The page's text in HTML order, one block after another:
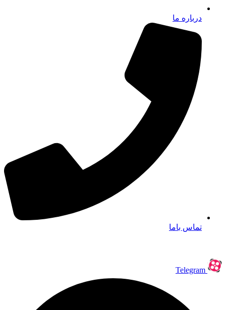
درباره ما
تماس باما
Telegram